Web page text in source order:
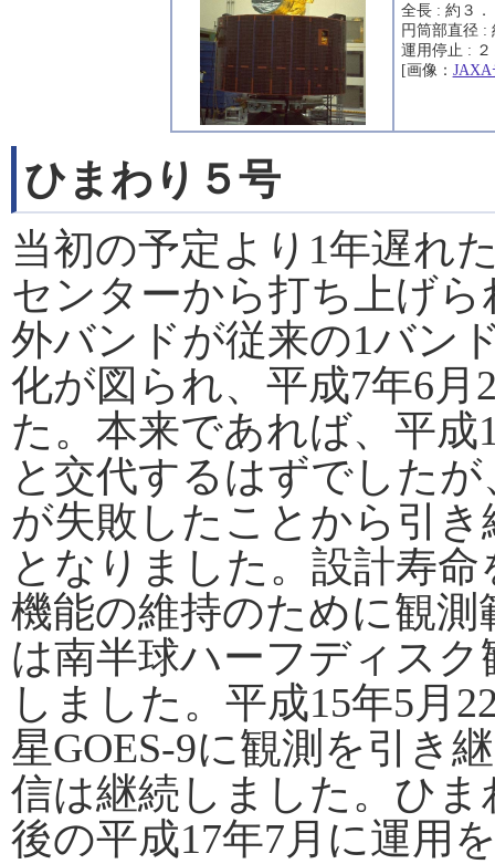
全長 : 約３．
円筒部直径 :
運用停止 :
[画像： JAXA
ひまわり５号
当初の予定より1年遅れ
センターから打ち上げ
外バンドが従来の1バン
化が図られ、平成7年6
た。本来であれば、平
と交代するはずでした
が失敗したことから引
となりました。設計寿
機能の維持のために観測
は南半球ハーフディス
しました。平成15年5月
星GOES-9に観測を引き
信は継続しました。ひ
後の平成17年7月に運用